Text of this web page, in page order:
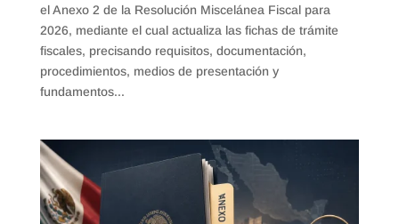
el Anexo 2 de la Resolución Miscelánea Fiscal para
2026, mediante el cual actualiza las fichas de trámite
fiscales, precisando requisitos, documentación,
procedimientos, medios de presentación y
fundamentos...